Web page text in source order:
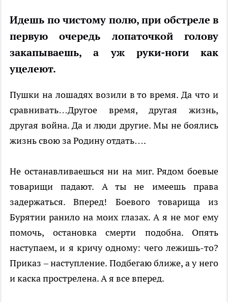
Идешь по чистому полю, при обстреле в
первую очередь лопаточкой голову
закапываешь, а уж руки-ноги как
уцелеют.
Пушки на лошадях возили в то время. Да что и
сравнивать…Другое время, другая жизнь,
другая война. Да и люди другие. Мы не боялись
жизнь свою за Родину отдать….
Не останавливаешься ни на миг. Рядом боевые
товарищи падают. А ты не имеешь права
задержаться. Вперед! Боевого товарища из
Бурятии ранило на моих глазах. А я не мог ему
помочь, остановка смерти подобна. Опять
наступаем, и я кричу одному: чего лежишь-то?
Приказ – наступление. Подбегаю ближе, а у него
и каска прострелена. А я все вперед.